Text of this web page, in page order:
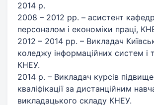
2014 р.
2008 – 2012 рр. – асистент
персоналом і економіки праці,
2012 – 2014 рр. – Викладач
коледжу інформаційних систем і
КНЕУ.
2014 р. – Викладач курсів
кваліфікації за дистанційним
викладацького складу КНЕУ.